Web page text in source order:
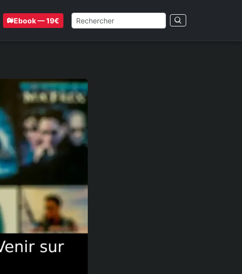
Ebook — 19€